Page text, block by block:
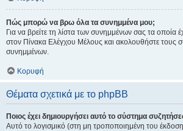
Πώς μπορώ να βρω όλα τα συνημμένα μου;
Για να βρείτε τη λίστα των συνημμένων σας τα οποία
στον Πίνακα Ελέγχου Μέλους και ακολουθήστε τους
συνημμένων.
Κορυφή
Θέματα σχετικά με το phpBB
Ποιος έχει δημιουργήσει αυτό το σύστημα
Αυτό το λογισμικό (στη μη τροποποιημένη του